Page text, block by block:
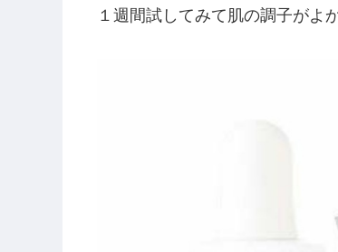
１週間試してみて肌の調子がよ